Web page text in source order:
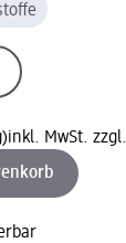
inkl. MwSt. zzgl.